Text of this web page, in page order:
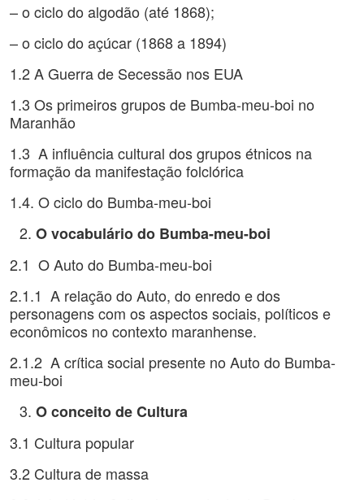
– o ciclo do algodão (até 1868);
– o ciclo do açúcar (1868 a 1894)
1.2 A Guerra de Secessão nos EUA
1.3 Os primeiros grupos de Bumba-meu-boi no
Maranhão
1.3 A influência cultural dos grupos étnicos na
formação da manifestação folclórica
1.4. O ciclo do Bumba-meu-boi
O vocabulário do Bumba-meu-boi
2.1 O Auto do Bumba-meu-boi
2.1.1 A relação do Auto, do enredo e dos
personagens com os aspectos sociais, políticos e
econômicos no contexto maranhense.
2.1.2 A crítica social presente no Auto do Bumba-
meu-boi
O conceito de Cultura
3.1 Cultura popular
3.2 Cultura de massa